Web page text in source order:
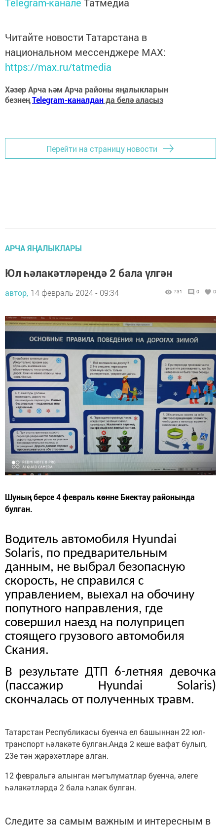
Telegram-канале Татмедиа
Читайте новости Татарстана в
национальном мессенджере MАХ:
https://max.ru/tatmedia
Хәзер Арча һәм Арча районы яңалыкларын
безнеңTelegram-каналданда белә аласыз
Перейти на страницу новости
АРЧА ЯҢАЛЫКЛАРЫ
Юл һәлакәтләрендә 2 бала үлгән
автор, 14 февраль 2024 - 09:34 731 0 0
Шуның берсе 4 февраль көнне Биектау районында
булган.
Водитель автомобиля Hyundai
Solaris, по предварительным
данным, не выбрал безопасную
скорость, не справился с
управлением, выехал на обочину
попутного направления, где
совершил наезд на полуприцеп
стоящего грузового автомобиля
Скания.
В результате ДТП 6-летняя девочка
(пассажир Hyundai Solaris)
скончалась от полученных травм.
Татарстан Республикасы буенча ел башыннан 22 юл-
транспорт һәлакәте булган.Анда 2 кеше вафат булып,
23е тән җәрәхәтләре алган.
12 февральгә алынган мәгълүматлар буенча, әлеге
һәлакәтләрдә 2 бала һзлак булган.
Следите за самым важным и интересным в